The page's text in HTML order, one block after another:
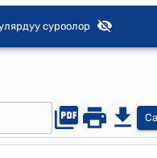
суроолор